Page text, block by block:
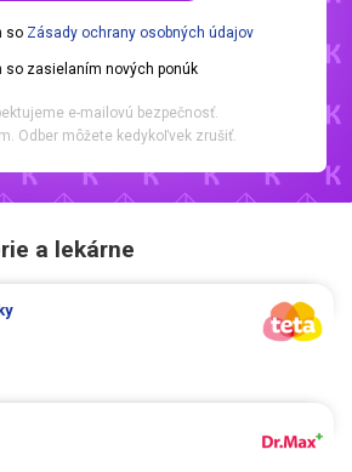
so Zásady ochrany osobných údajov
so zasielaním nových ponúk
e-mailovú bezpečnosť.
Odber môžete kedykoľvek zrušiť.
a lekárne